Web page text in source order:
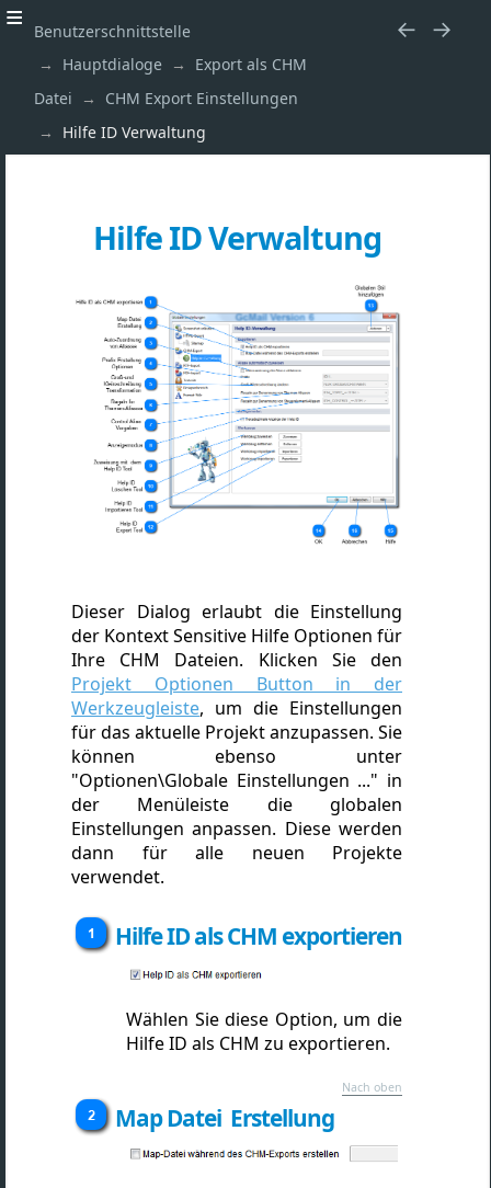
Benutzerschnittstelle
Hauptdialoge
Export als CHM
Datei
CHM Export Einstellungen
Hilfe ID Verwaltung
Hilfe ID Verwaltung
Dieser Dialog erlaubt die Einstellung
der Kontext Sensitive Hilfe Optionen für
Ihre CHM Dateien. Klicken Sie den
Projekt Optionen Button in der
Werkzeugleiste, um die Einstellungen
für das aktuelle Projekt anzupassen. Sie
können ebenso unter
"Optionen\Globale Einstellungen ..." in
der Menüleiste die globalen
Einstellungen anpassen. Diese werden
dann für alle neuen Projekte
verwendet.
Hilfe ID als CHM exportieren
Wählen Sie diese Option, um die
Hilfe ID als CHM zu exportieren.
Nach oben
Map Datei Erstellung